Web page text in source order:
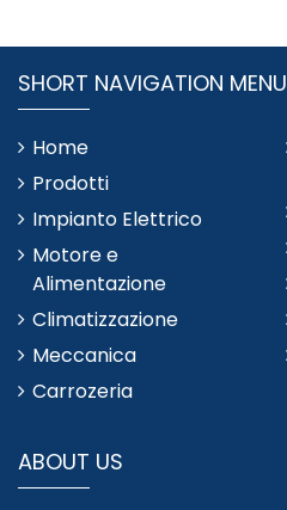
SHORT NAVIGATION MENU
Home
Prodotti
Impianto Elettrico
Motore e
Alimentazione
Climatizzazione
Meccanica
Carrozeria
ABOUT US